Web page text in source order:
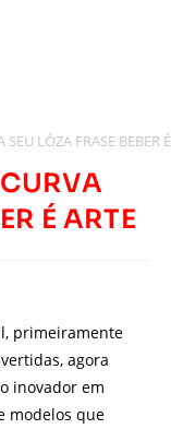
LÓZA FRASE BEBER
É ARTE
primeiramente
agora
inovador em
modelos que